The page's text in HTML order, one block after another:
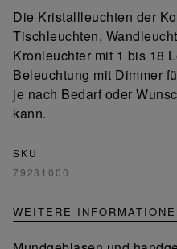
Die Kristallleuchten der
Tischleuchten,
Kronleuchter mit 1 bis 18
Beleuchtung mit Dimmer
je nach Bedarf oder
kann.
SKU
79231000
WEITERE